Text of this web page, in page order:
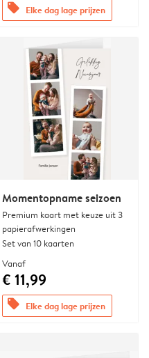
offers Elke dag lage prijzen
Momentopname seizoen
Premium kaart met keuze uit 3
papierafwerkingen
Set van 10 kaarten
Vanaf
€ 11,99
offers Elke dag lage prijzen